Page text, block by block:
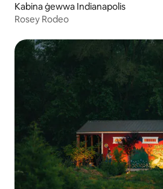
Kabina ġewwa Indianapolis
Rosey Rodeo